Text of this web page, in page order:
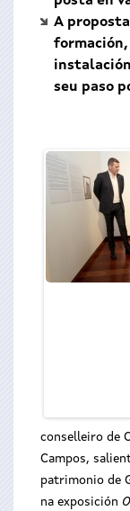
A
formación,
seu paso
conselleiro de
Campos,
patrimonio de
na exposición